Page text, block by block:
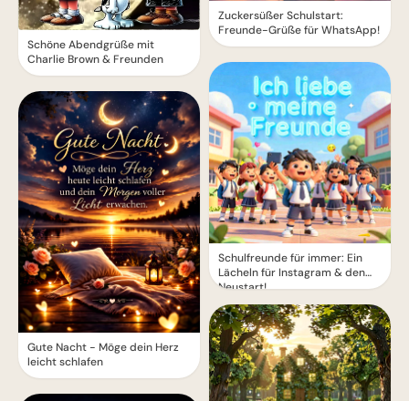
Schöne Abendgrüße mit
Charlie Brown & Freunden
Gute Nacht - Möge dein Herz
leicht schlafen
Zuckersüßer Schulstart:
Freunde-Grüße für WhatsApp!
Schulfreunde für immer: Ein
Lächeln für Instagram & den
Neustart!